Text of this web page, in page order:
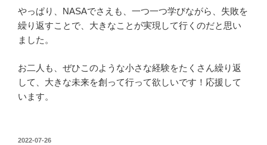
やっぱり、NASAでさえも、一つ一つ学びながら、失敗を
繰り返すことで、大きなことが実現して行くのだと思い
ました。
お二人も、ぜひこのような小さな経験をたくさん繰り返
して、大きな未来を創って行って欲しいです！応援して
います。
投
2022-07-26